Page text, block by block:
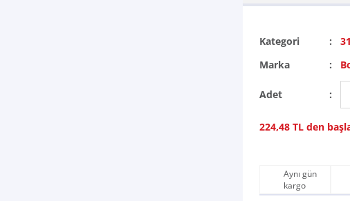
Kategori
Marka
Adet
224,48 TL den
Aynı gün
kargo